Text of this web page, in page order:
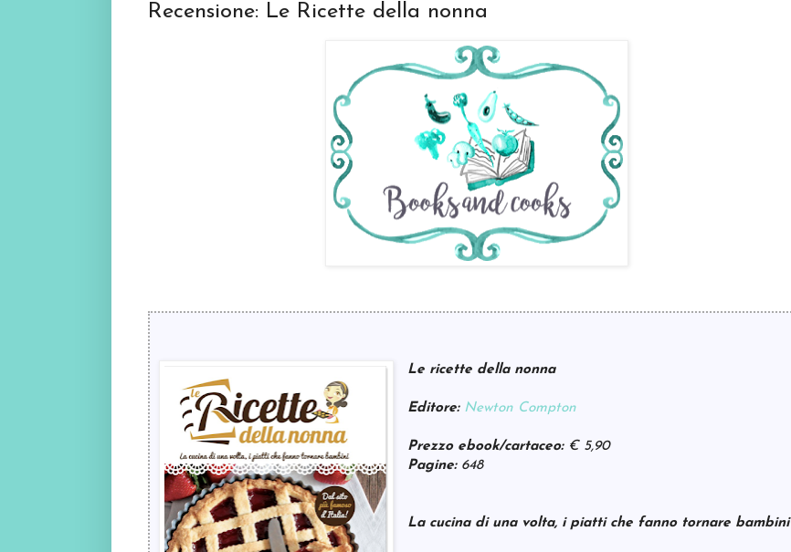
Recensione: Le Ricette della nonna
Le ricette della nonna
Editore: Newton Compton
Prezzo ebook/cartaceo: € 5,90
Pagine: 648
La cucina di una volta, i piatti che fanno tornare bambini